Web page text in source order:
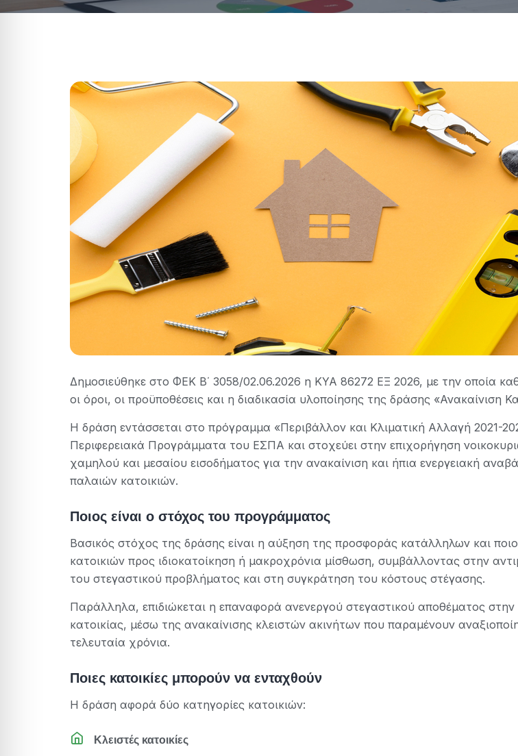
Δημοσιεύθηκε στο ΦΕΚ Β΄ 3058/02.06.2026 η ΚΥΑ 86272 ΕΞ 2026, με την οποία
οι όροι, οι προϋποθέσεις και η διαδικασία υλοποίησης της δράσης «Ανακαίνιση
Η δράση εντάσσεται στο πρόγραμμα «Περιβάλλον και Κλιματική Αλλαγή 2021-
Περιφερειακά Προγράμματα του ΕΣΠΑ και στοχεύει στην επιχορήγηση
χαμηλού και μεσαίου εισοδήματος για την ανακαίνιση και ήπια ενεργειακή
παλαιών κατοικιών.
Ποιος είναι ο στόχος του προγράμματος
Βασικός στόχος της δράσης είναι η αύξηση της προσφοράς κατάλληλων και
κατοικιών προς ιδιοκατοίκηση ή μακροχρόνια μίσθωση, συμβάλλοντας στην
του στεγαστικού προβλήματος και στη συγκράτηση του κόστους στέγασης.
Παράλληλα, επιδιώκεται η επαναφορά ανενεργού στεγαστικού αποθέματος
κατοικίας, μέσω της ανακαίνισης κλειστών ακινήτων που παραμένουν
τελευταία χρόνια.
Ποιες κατοικίες μπορούν να ενταχθούν
Η δράση αφορά δύο κατηγορίες κατοικιών:
Κλειστές κατοικίες